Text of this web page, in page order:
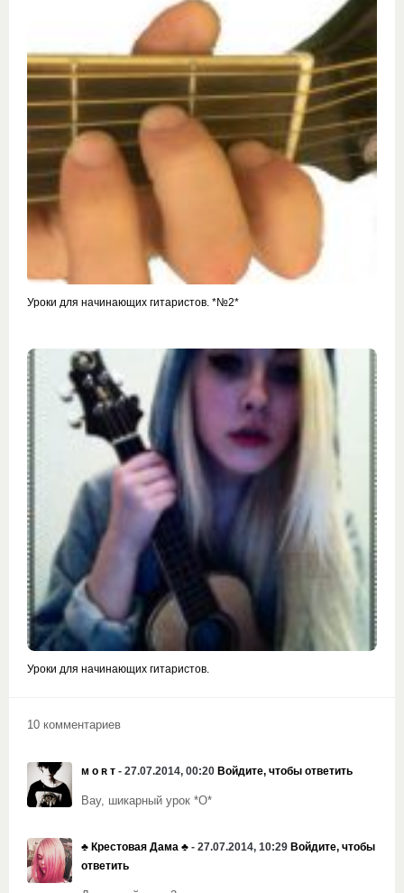
Уроки для начинающих гитаристов. *№2*
Уроки для начинающих гитаристов.
10 комментариев
ᴍ ᴏ ʀ ᴛ - 27.07.2014, 00:20 Войдите, чтобы ответить
Вау, шикарный урок *О*
♣️ Крестовая Дама ♣️ - 27.07.2014, 10:29 Войдите, чтобы
ответить